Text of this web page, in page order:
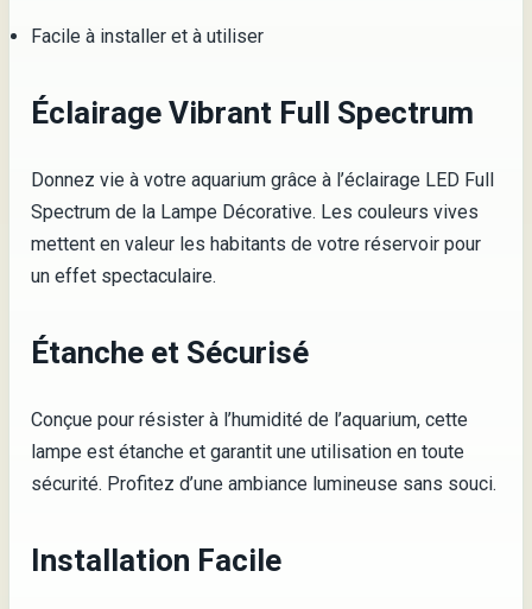
Facile à installer et à utiliser
Éclairage Vibrant Full Spectrum
Donnez vie à votre aquarium grâce à l’éclairage LED Full
Spectrum de la Lampe Décorative. Les couleurs vives
mettent en valeur les habitants de votre réservoir pour
un effet spectaculaire.
Étanche et Sécurisé
Conçue pour résister à l’humidité de l’aquarium, cette
lampe est étanche et garantit une utilisation en toute
sécurité. Profitez d’une ambiance lumineuse sans souci.
Installation Facile